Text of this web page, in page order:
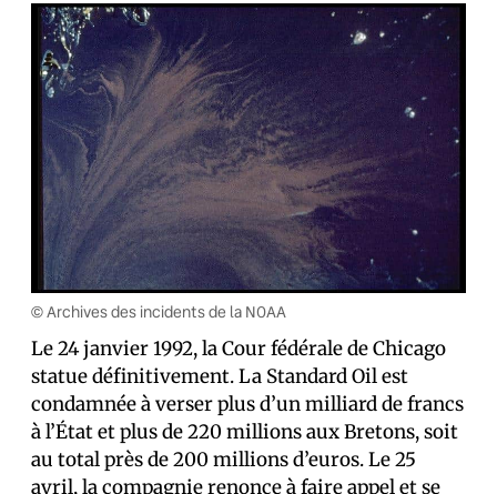
© Archives des incidents de la NOAA
Le 24 janvier 1992, la Cour fédérale de Chicago
statue définitivement. La Standard Oil est
condamnée à verser plus d’un milliard de francs
à l’État et plus de 220 millions aux Bretons, soit
au total près de 200 millions d’euros. Le 25
avril, la compagnie renonce à faire appel et se